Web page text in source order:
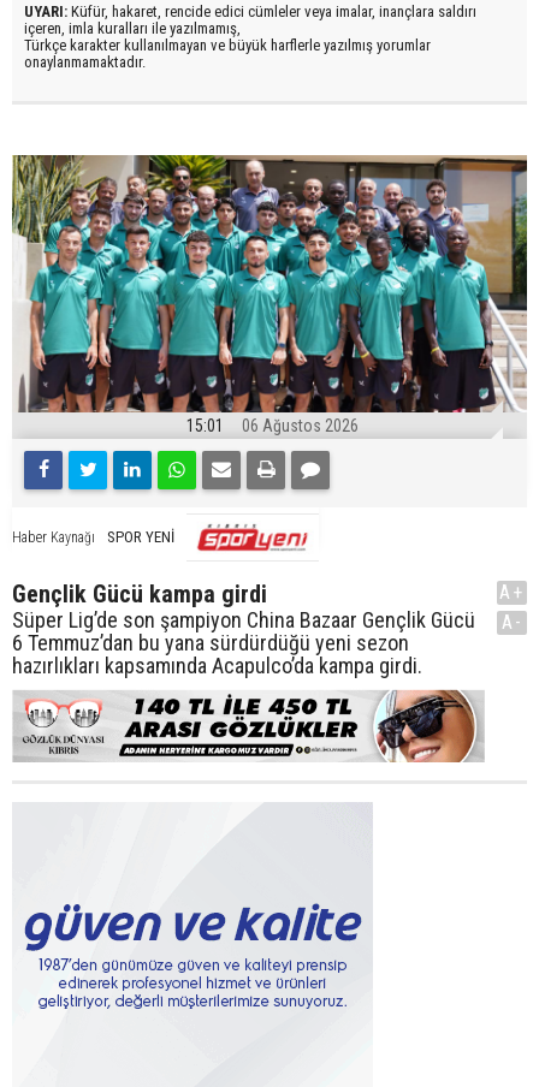
UYARI: Küfür, hakaret, rencide edici cümleler veya imalar, inançlara saldırı
içeren, imla kuralları ile yazılmamış,
Türkçe karakter kullanılmayan ve büyük harflerle yazılmış yorumlar
onaylanmamaktadır.
15:01 06 Ağustos 2026
Haber Kaynağı SPOR YENİ
Gençlik Gücü kampa girdi
Süper Lig’de son şampiyon China Bazaar Gençlik Gücü
6 Temmuz’dan bu yana sürdürdüğü yeni sezon
hazırlıkları kapsamında Acapulco’da kampa girdi.
A+
A-